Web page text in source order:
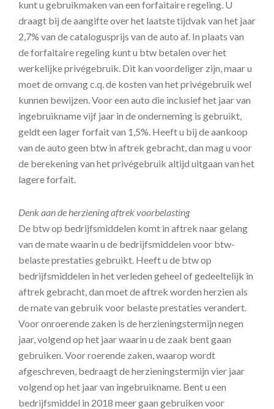
kunt u gebruikmaken van een forfaitaire regeling. U
draagt bij de aangifte over het laatste tijdvak van het jaar
2,7% van de catalogusprijs van de auto af. In plaats van
de forfaitaire regeling kunt u btw betalen over het
werkelijke privégebruik. Dit kan voordeliger zijn, maar u
moet de omvang c.q. de kosten van het privégebruik wel
kunnen bewijzen. Voor een auto die inclusief het jaar van
ingebruikname vijf jaar in de onderneming is gebruikt,
geldt een lager forfait van 1,5%. Heeft u bij de aankoop
van de auto geen btw in aftrek gebracht, dan mag u voor
de berekening van het privégebruik altijd uitgaan van het
lagere forfait.
Denk aan de herziening aftrek voorbelasting
De btw op bedrijfsmiddelen komt in aftrek naar gelang
van de mate waarin u de bedrijfsmiddelen voor btw-
belaste prestaties gebruikt. Heeft u de btw op
bedrijfsmiddelen in het verleden geheel of gedeeltelijk in
aftrek gebracht, dan moet de aftrek worden herzien als
de mate van gebruik voor belaste prestaties verandert.
Voor onroerende zaken is de herzieningstermijn negen
jaar, volgend op het jaar waarin u de zaak bent gaan
gebruiken. Voor roerende zaken, waarop wordt
afgeschreven, bedraagt de herzieningstermijn vier jaar
volgend op het jaar van ingebruikname. Bent u een
bedrijfsmiddel in 2018 meer gaan gebruiken voor